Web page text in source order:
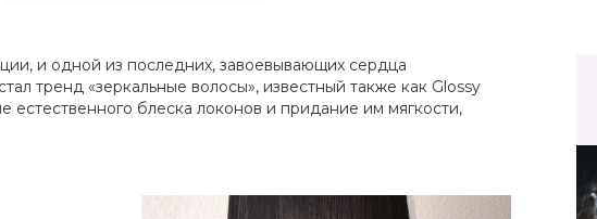
и одной из последних, завоевывающих сердца
тренд «зеркальные волосы», известный также как Glossy
естественного блеска локонов и придание им мягкости,